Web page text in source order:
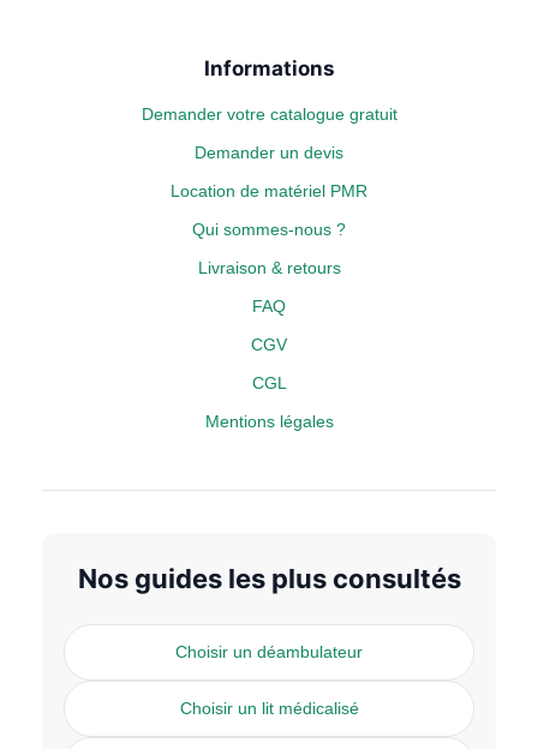
Informations
Demander votre catalogue gratuit
Demander un devis
Location de matériel PMR
Qui sommes-nous ?
Livraison & retours
FAQ
CGV
CGL
Mentions légales
Nos guides les plus consultés
Choisir un déambulateur
Choisir un lit médicalisé